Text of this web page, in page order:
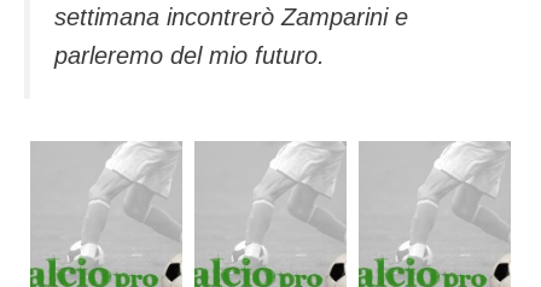
settimana incontrerò Zamparini e
parleremo del mio futuro.